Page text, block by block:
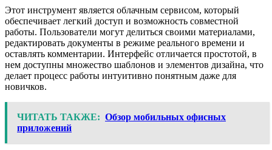
Этот инструмент является облачным сервисом, который
обеспечивает легкий доступ и возможность совместной
работы. Пользователи могут делиться своими материалами,
редактировать документы в режиме реального времени и
оставлять комментарии. Интерфейс отличается простотой, в
нем доступны множество шаблонов и элементов дизайна, что
делает процесс работы интуитивно понятным даже для
новичков.
ЧИТАТЬ ТАКЖЕ: Обзор мобильных офисных
приложений